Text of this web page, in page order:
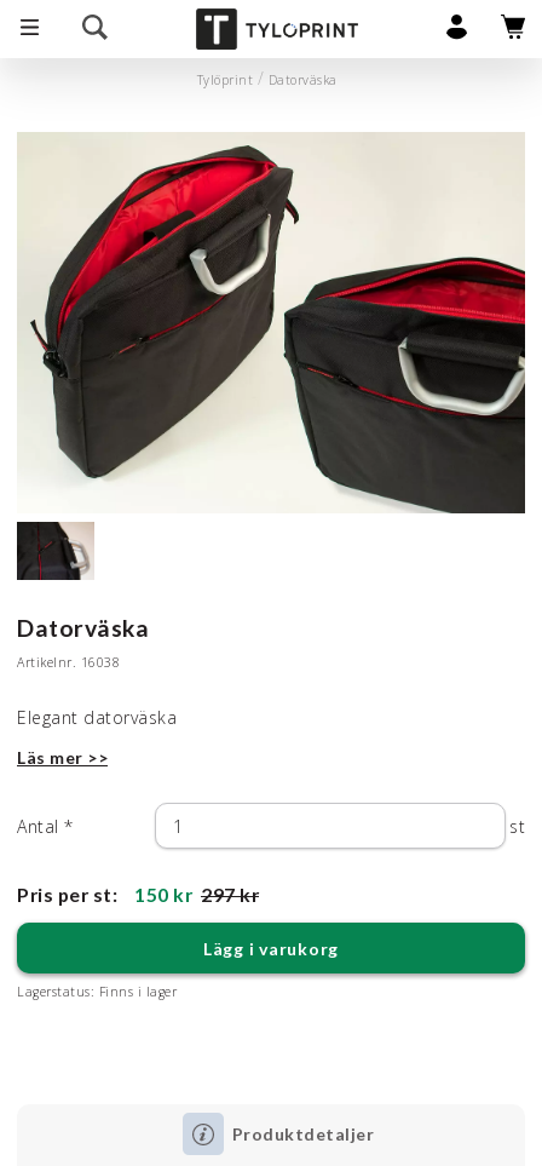
Tylöprint Datorväska
Datorväska
Artikelnr. 16038
Elegant datorväska
Läs mer >>
Antal * st
Pris per st: 297 kr
150 kr
Lägg i varukorg
Lagerstatus: Finns i lager
Produktdetaljer